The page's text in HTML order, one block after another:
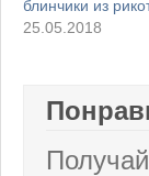
блинчики из
25.05.2018